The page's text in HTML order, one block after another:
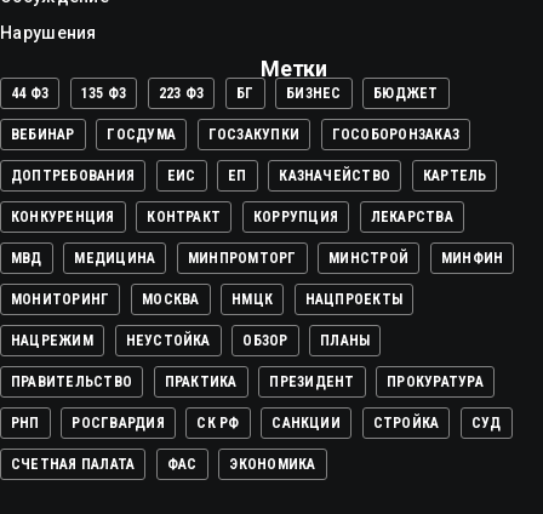
Нарушения
Метки
44 ФЗ 135 ФЗ 223 ФЗ БГ БИЗНЕС БЮДЖЕТ
ВЕБИНАР ГОСДУМА ГОСЗАКУПКИ ГОСОБОРОНЗАКАЗ
ДОПТРЕБОВАНИЯ ЕИС ЕП КАЗНАЧЕЙСТВО КАРТЕЛЬ
КОНКУРЕНЦИЯ КОНТРАКТ КОРРУПЦИЯ ЛЕКАРСТВА
МВД МЕДИЦИНА МИНПРОМТОРГ МИНСТРОЙ МИНФИН
МОНИТОРИНГ МОСКВА НМЦК НАЦПРОЕКТЫ
НАЦРЕЖИМ НЕУСТОЙКА ОБЗОР ПЛАНЫ
ПРАВИТЕЛЬСТВО ПРАКТИКА ПРЕЗИДЕНТ ПРОКУРАТУРА
РНП РОСГВАРДИЯ СК РФ САНКЦИИ СТРОЙКА СУД
СЧЕТНАЯ ПАЛАТА ФАС ЭКОНОМИКА